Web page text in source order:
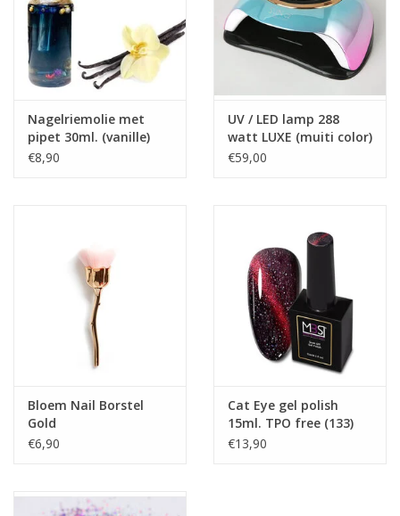
-Dun aan te brengen
-Ook geschikt voor over Acryl, Biab, Polyacryl en Gel
Specificatie:
Inhoud: 15ml.
Houdbaarheid: na opening 24 maanden
met ogen voorzichtig afspoelen met water. Vermijd contact met
de ogen. Niet inslikken. Bewaar producten niet in de zon. Sluit
producten na elk gebruik zorgvuldig af.
Prijzen zijn incl. BTW
Nagelriemolie met
pipet 30ml. (vanille)
€8,90
UV / LED lamp 288
watt LUXE (muiti color)
€59,00
Bloem Nail Borstel
Gold
€6,90
Cat Eye gel polish
15ml. TPO free (133)
€13,90